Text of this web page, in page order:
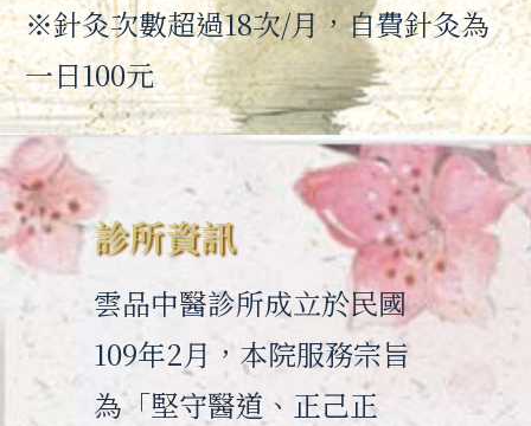
※針灸次數超過18次/月，自費針灸為
一日100元
診所資訊
雲品中醫診所成立於民國
109年2月，本院服務宗旨
為「堅守醫道、正己正